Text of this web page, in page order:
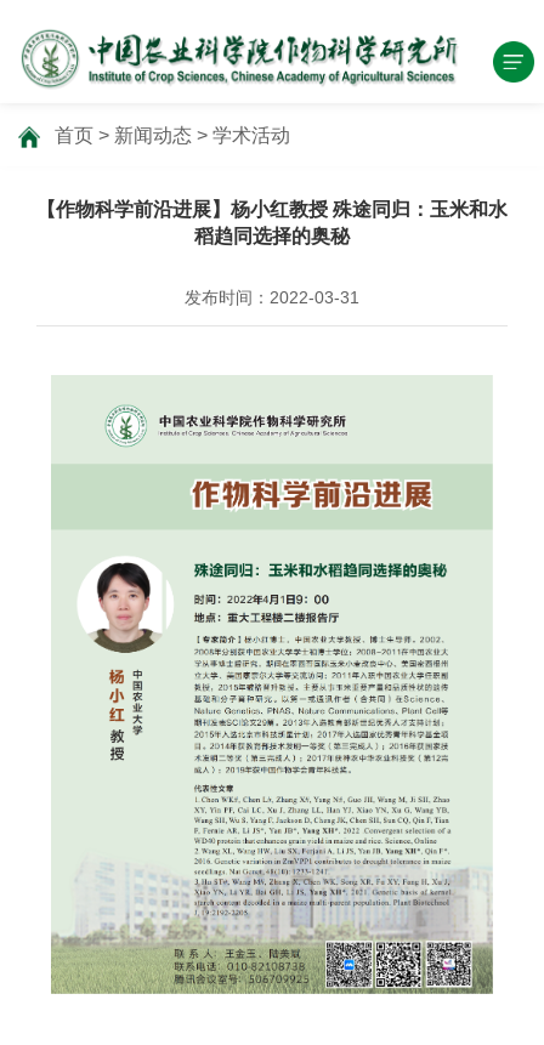
首页 > 新闻动态 > 学术活动
【作物科学前沿进展】杨小红教授 殊途同归：玉米和水
稻趋同选择的奥秘
发布时间：2022-03-31